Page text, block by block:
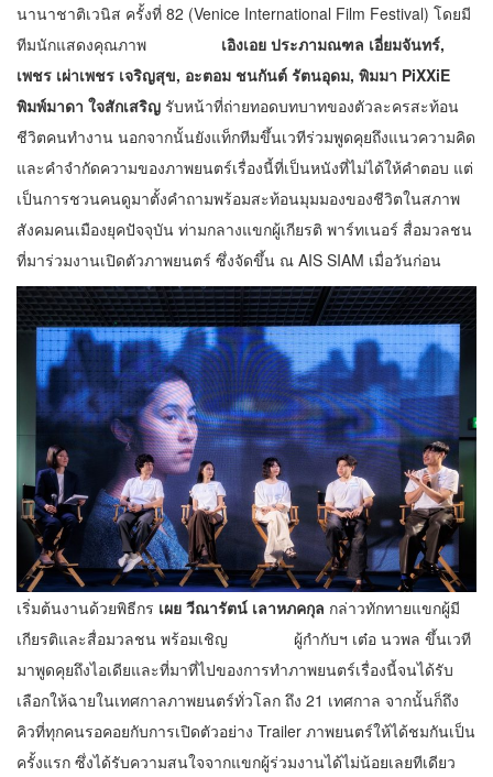
นานาชาติเวนิส ครั้งที่ 82 (Venice International Film Festival) โดยมี
ทีมนักแสดงคุณภาพ เอิงเอย ประภามณฑล เอี่ยมจันทร์,
เพชร เผ่าเพชร เจริญสุข, อะตอม ชนกันต์ รัตนอุดม, พิมมา PiXXiE
พิมพ์มาดา ใจสักเสริญ รับหน้าที่ถ่ายทอดบทบาทของตัวละครสะท้อน
ชีวิตคนทำงาน นอกจากนั้นยังแท็กทีมขึ้นเวทีร่วมพูดคุยถึงแนวความคิด
และคำจำกัดความของภาพยนตร์เรื่องนี้ที่เป็นหนังที่ไม่ได้ให้คำตอบ แต่
เป็นการชวนคนดูมาตั้งคำถามพร้อมสะท้อนมุมมองของชีวิตในสภาพ
สังคมคนเมืองยุคปัจจุบัน ท่ามกลางแขกผู้เกียรติ พาร์ทเนอร์ สื่อมวลชน
ที่มาร่วมงานเปิดตัวภาพยนตร์ ซึ่งจัดขึ้น ณ AIS SIAM เมื่อวันก่อน
เริ่มต้นงานด้วยพิธีกร เผย วีณารัตน์ เลาหภคกุล กล่าวทักทายแขกผู้มี
เกียรติและสื่อมวลชน พร้อมเชิญ ผู้กำกับฯ เต๋อ นวพล ขึ้นเวที
มาพูดคุยถึงไอเดียและที่มาที่ไปของการทำภาพยนตร์เรื่องนี้จนได้รับ
เลือกให้ฉายในเทศกาลภาพยนตร์ทั่วโลก ถึง 21 เทศกาล จากนั้นก็ถึง
คิวที่ทุกคนรอคอยกับการเปิดตัวอย่าง Trailer ภาพยนตร์ให้ได้ชมกันเป็น
ครั้งแรก ซึ่งได้รับความสนใจจากแขกผู้ร่วมงานได้ไม่น้อยเลยทีเดียว